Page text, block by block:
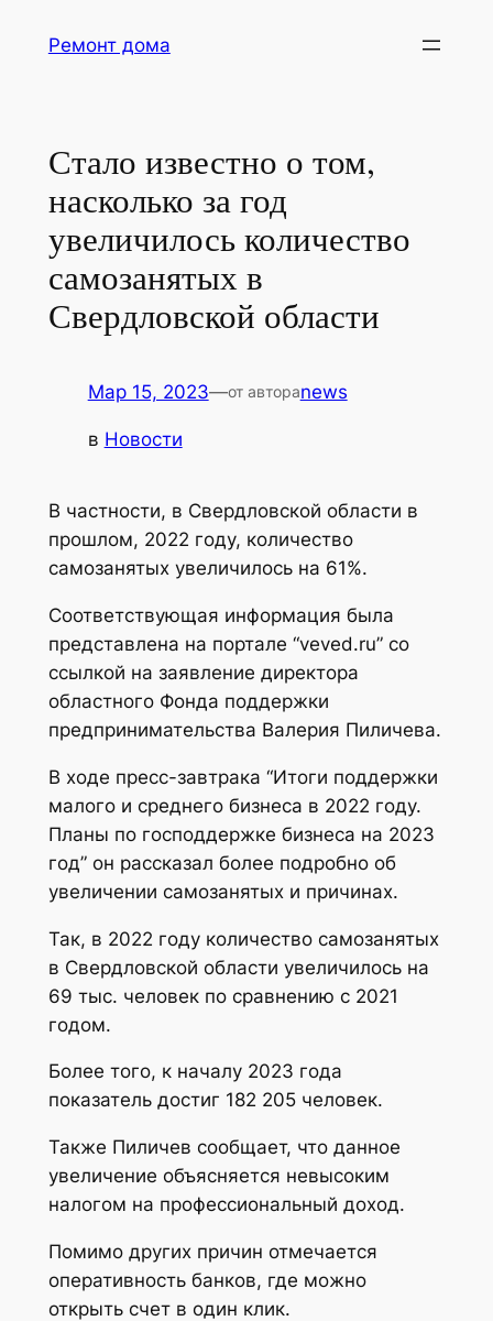
Ремонт дома
Стало известно о том,
насколько за год
увеличилось количество
самозанятых в
Свердловской области
Мар 15, 2023—от автораnews
в Новости
В частности, в Свердловской области в
прошлом, 2022 году, количество
самозанятых увеличилось на 61%.
Соответствующая информация была
представлена на портале “veved.ru” со
ссылкой на заявление директора
областного Фонда поддержки
предпринимательства Валерия Пиличева.
В ходе пресс-завтрака “Итоги поддержки
малого и среднего бизнеса в 2022 году.
Планы по господдержке бизнеса на 2023
год” он рассказал более подробно об
увеличении самозанятых и причинах.
Так, в 2022 году количество самозанятых
в Свердловской области увеличилось на
69 тыс. человек по сравнению с 2021
годом.
Более того, к началу 2023 года
показатель достиг 182 205 человек.
Также Пиличев сообщает, что данное
увеличение объясняется невысоким
налогом на профессиональный доход.
Помимо других причин отмечается
оперативность банков, где можно
открыть счет в один клик.